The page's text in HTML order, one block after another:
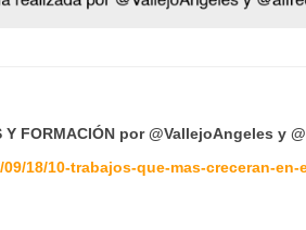
Y FORMACIÓN por @VallejoAngeles y
18/10-trabajos-que-mas-creceran-